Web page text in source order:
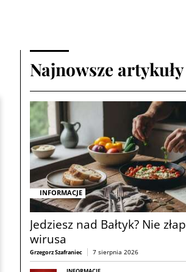
Najnowsze artykuły
INFORMACJE
Jedziesz nad Bałtyk? Nie złap
wirusa
Grzegorz Szafraniec 7 sierpnia 2026